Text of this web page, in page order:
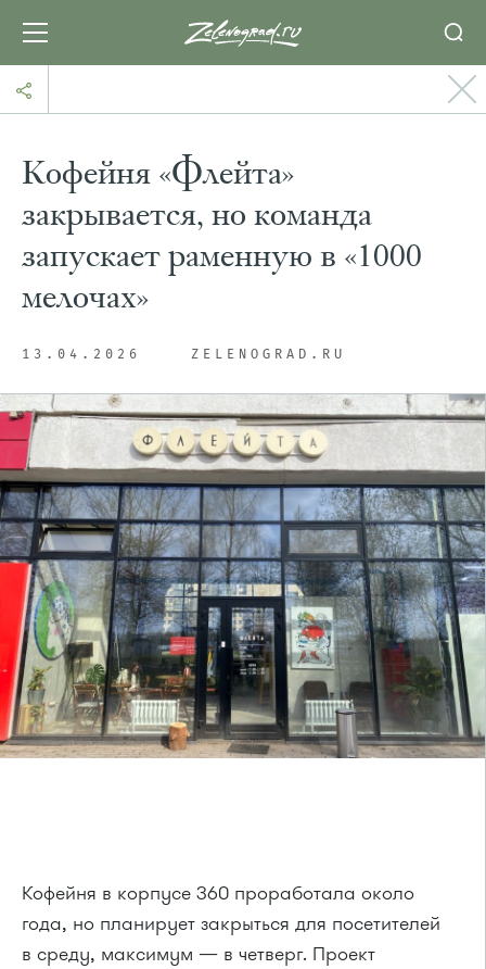
Кофейня «Флейта»
закрывается, но команда
запускает раменную в «1000
мелочах»
13.04.2026 ZELENOGRAD.RU
Кофейня в корпусе 360 проработала около
года, но планирует закрыться для посетителей
в среду, максимум — в четверг. Проект